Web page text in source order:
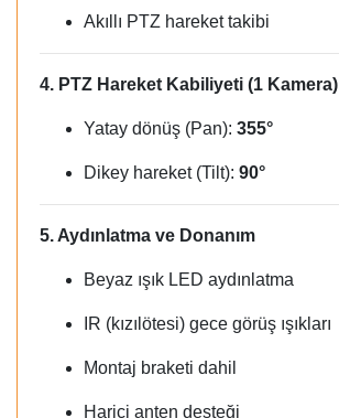
Akıllı PTZ hareket takibi
4. PTZ Hareket Kabiliyeti (1 Kamera)
Yatay dönüş (Pan): 355°
Dikey hareket (Tilt): 90°
5. Aydınlatma ve Donanım
Beyaz ışık LED aydınlatma
IR (kızılötesi) gece görüş ışıkları
Montaj braketi dahil
Harici anten desteği